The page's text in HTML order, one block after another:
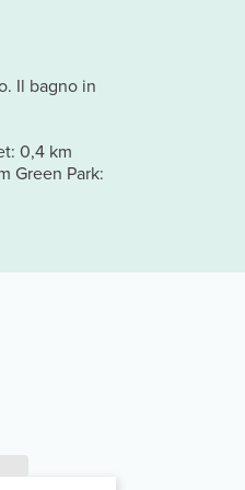
Il bagno in
0,4 km
Green Park: